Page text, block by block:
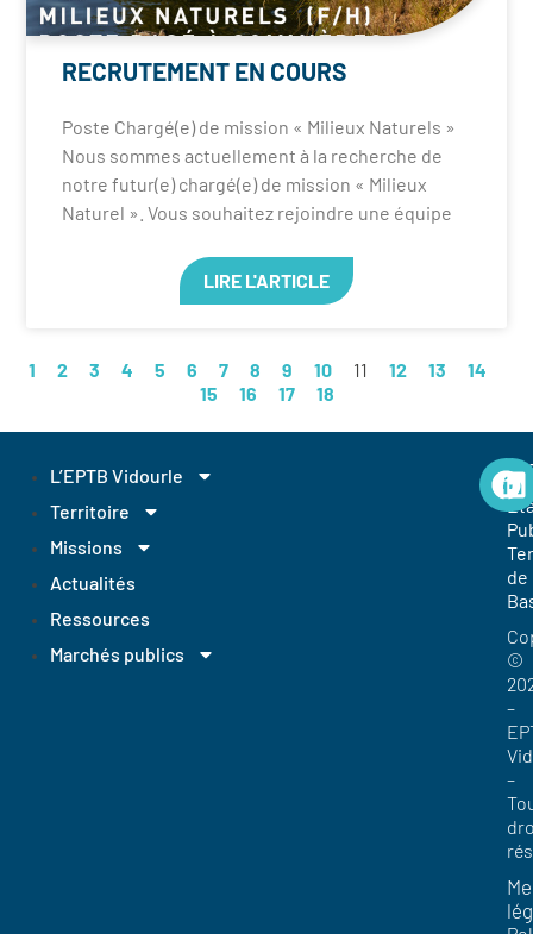
RECRUTEMENT EN COURS
Poste Chargé(e) de mission « Milieux Naturels »
Nous sommes actuellement à la recherche de
notre futur(e) chargé(e) de mission « Milieux
Naturel ». Vous souhaitez rejoindre une équipe
LIRE L'ARTICLE
1 2 3 4 5 6 7 8 9 10 11 12 13
14
15
16 17 18
L’EPTB Vidourle
Territoire
Missions
Actualités
Ressources
Marchés publics
de
©
–
–